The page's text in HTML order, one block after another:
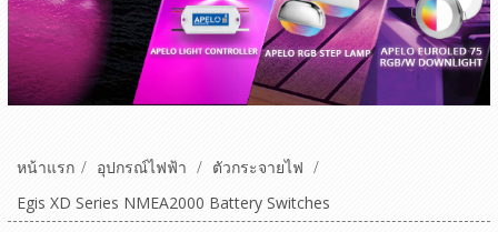
หน้าแรก / อุปกรณ์ไฟฟ้า / ตัวกระจายไฟ /
Egis XD Series NMEA2000 Battery Switches